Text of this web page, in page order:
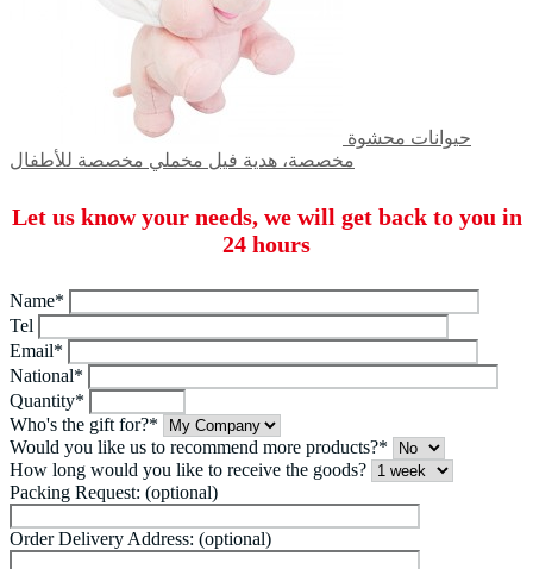
مخصصة، هدية فيل مخملي مخصصة للأطفال
Let us know your needs, we will get back to you in
24 hours
Name*
Tel
Email*
National*
Quantity*
Who's the gift for?*
Would you like us to recommend more products?*
How long would you like to receive the goods?
Packing Request: (optional)
Order Delivery Address: (optional)